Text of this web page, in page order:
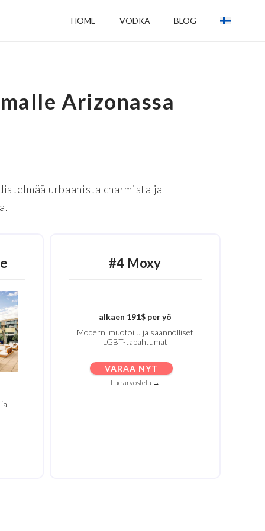
HOME VODKA BLOG
Arizonassa
urbaanista charmista ja
#4 Moxy
alkaen 191$ per yö
Moderni muotoilu ja säännölliset
LGBT-tapahtumat
VARAA NYT
Lue arvostelu →